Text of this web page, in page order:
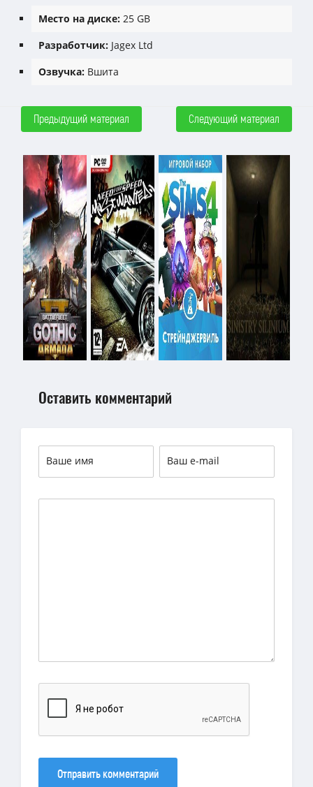
Место на диске: 25 GB
Разработчик: Jagex Ltd
Озвучка: Вшита
Предыдущий материал Следующий материал
Оставить комментарий
Отправить комментарий